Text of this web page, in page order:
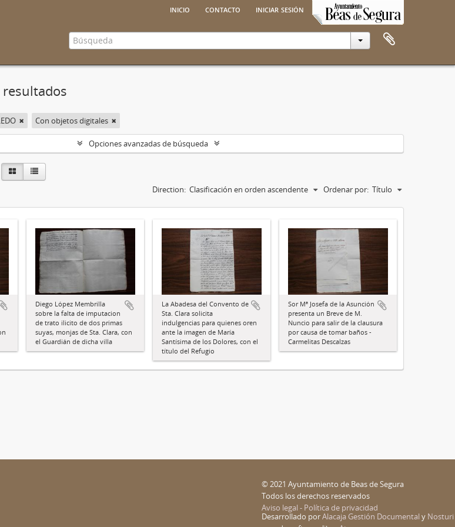
inicio contacto iniciar sesión
Con objetos digitales
Opciones avanzadas de búsqueda
Ordenar por: Título
Direction: Clasificación en orden ascendente
Diego López Membrilla
sobre la falta de imputacion
de trato ilicito de dos primas
suyas, monjas de Sta. Clara, con
el Guardián de dicha villa
La Abadesa del Convento de
Sta. Clara solicita
indulgencias para quienes oren
ante la imagen de María
Santísima de los Dolores, con el
título del Refugio
Sor Mª Josefa de la Asunción
presenta un Breve de M.
Nuncio para salir de la clausura
por causa de tomar baños -
Carmelitas Descalzas
© 2021 Ayuntamiento de Beas de Segura
Todos los derechos reservados
Aviso legal - Política de privacidad
Desarrollado porAlacaja Gestión Documental y Nosturi